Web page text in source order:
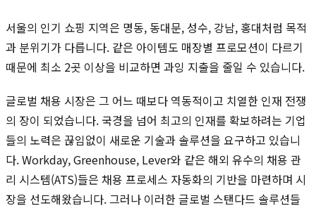
서울의 인기 쇼핑 지역은 명동, 동대문, 성수, 강남, 홍대처럼 목적
과 분위기가 다릅니다. 같은 아이템도 매장별 프로모션이 다르기
때문에 최소 2곳 이상을 비교하면 과잉 지출을 줄일 수 있습니다.
글로벌 채용 시장은 그 어느 때보다 역동적이고 치열한 인재 전쟁
의 장이 되었습니다. 국경을 넘어 최고의 인재를 확보하려는 기업
들의 노력은 끊임없이 새로운 기술과 솔루션을 요구하고 있습니
다. Workday, Greenhouse, Lever와 같은 해외 유수의 채용 관
리 시스템(ATS)들은 채용 프로세스 자동화의 기반을 마련하며 시
장을 선도해왔습니다. 그러나 이러한 글로벌 스탠다드 솔루션들